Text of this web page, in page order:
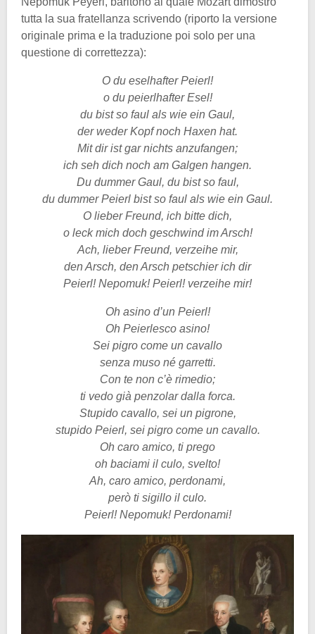
tutta la sua fratellanza scrivendo (riporto la versione
originale prima e la traduzione poi solo per una
questione di correttezza):
O du eselhafter Peierl!
o du peierlhafter Esel!
du bist so faul als wie ein Gaul,
der weder Kopf noch Haxen hat.
Mit dir ist gar nichts anzufangen;
ich seh dich noch am Galgen hangen.
Du dummer Gaul, du bist so faul,
du dummer Peierl bist so faul als wie ein Gaul.
O lieber Freund, ich bitte dich,
o leck mich doch geschwind im Arsch!
Ach, lieber Freund, verzeihe mir,
den Arsch, den Arsch petschier ich dir
Peierl! Nepomuk! Peierl! verzeihe mir!
Oh asino d’un Peierl!
Oh Peierlesco asino!
Sei pigro come un cavallo
senza muso né garretti.
Con te non c’è rimedio;
ti vedo già penzolar dalla forca.
Stupido cavallo, sei un pigrone,
stupido Peierl, sei pigro come un cavallo.
Oh caro amico, ti prego
oh baciami il culo, svelto!
Ah, caro amico, perdonami,
però ti sigillo il culo.
Peierl! Nepomuk! Perdonami!